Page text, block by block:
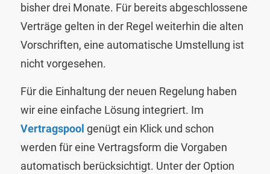
bisher drei Monate. Für bereits abgeschlossene
Verträge gelten in der Regel weiterhin die alten
Vorschriften, eine automatische Umstellung ist
nicht vorgesehen.
Für die Einhaltung der neuen Regelung haben
wir eine einfache Lösung integriert. Im
Vertragspool genügt ein Klick und schon
werden für eine Vertragsform die Vorgaben
automatisch berücksichtigt. Unter der Option